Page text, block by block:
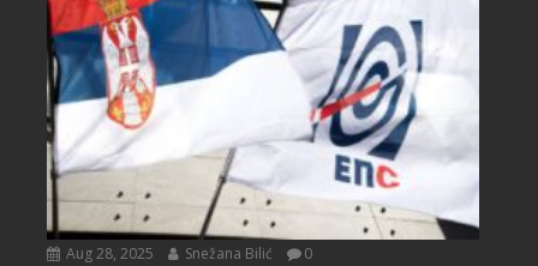
Aug 28, 2025 Snežana Bilić 0